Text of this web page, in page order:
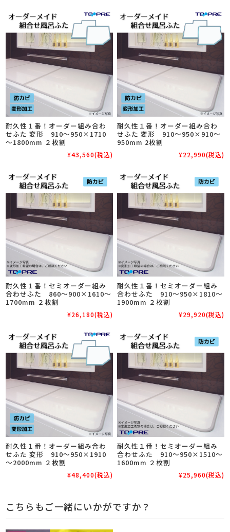
耐久性１番！オーダー組み合わ
せふた 変形 910～950×1710
～1800mm ２枚割
¥43,560(税込)
耐久性１番！オーダー組み合わ
せふた 変形 910～950×910～
950mm 2枚割
¥22,990(税込)
耐久性１番！セミオーダー組み
合わせふた 860～900×1610～
1700mm ２枚割
¥26,180(税込)
耐久性１番！セミオーダー組み
合わせふた 910～950×1810～
1900mm ２枚割
¥29,920(税込)
耐久性１番！オーダー組み合わ
せふた 変形 910～950×1910
～2000mm ２枚割
¥48,400(税込)
耐久性１番！セミオーダー組み
合わせふた 910～950×1510～
1600mm ２枚割
¥25,960(税込)
こちらもご一緒にいかがですか？